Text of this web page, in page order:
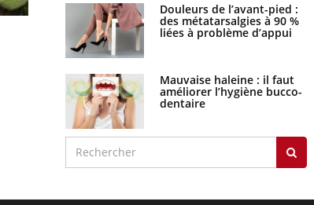
Comment nous percevons le chaud
et le froid : une recherche éclaire le
sujet
Douleurs de l’avant-pied :
des métatarsalgies à 90 %
liées à problème d’appui
Mauvaise haleine : il faut
améliorer l’hygiène bucco-
dentaire